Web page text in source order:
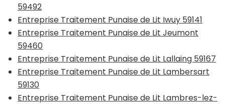
59492
Entreprise Traitement Punaise de Lit Iwuy 59141
Entreprise Traitement Punaise de Lit Jeumont
59460
Entreprise Traitement Punaise de Lit Lallaing 59167
Entreprise Traitement Punaise de Lit Lambersart
59130
Entreprise Traitement Punaise de Lit Lambres-lez-